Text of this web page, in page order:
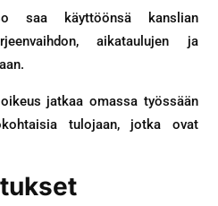
saa käyttöönsä kanslian
aikataulujen ja
jatkaa omassa työssään
tulojaan, jotka ovat